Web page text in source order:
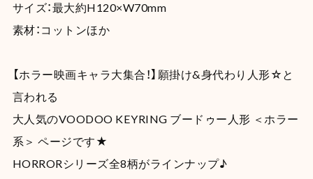
サイズ：最大約H120×W70mm
素材：コットンほか
【ホラー映画キャラ大集合！】願掛け&身代わり人形☆と
言われる
大人気のVOODOO KEYRING ブードゥー人形 ＜ホラー
系＞ ページです★
HORRORシリーズ全8柄がラインナップ♪